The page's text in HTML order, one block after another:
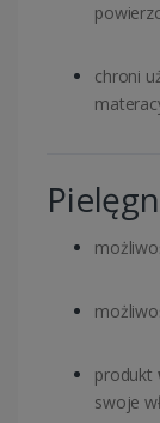
chroni
produkt
swoje